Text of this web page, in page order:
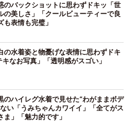
のバックショットに思わずドキッ「世
の美しさ」「クールビューティーで良
も表情も完璧」
の水着姿と物憂げな表情に思わずドキ
キなお写真」「透明感がスゴい」
のハイレグ水着で見せた“わがままボデ
い「うみちゃんカワイイ」「全てがス
ま」「魅力的です」